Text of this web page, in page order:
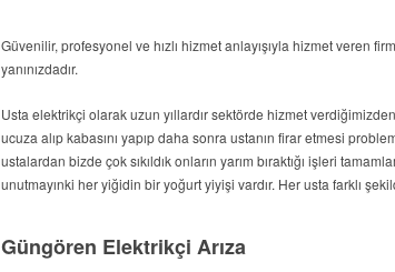
Güvenilir, profesyonel ve hızlı hizmet anlayışıyla hizmet veren
yanınızdadır.
Usta elektrikçi olarak uzun yıllardır sektörde hizmet
ucuza alıp kabasını yapıp daha sonra ustanın firar etmesi
ustalardan bizde çok sıkıldık onların yarım bıraktığı işleri
unutmayınki her yiğidin bir yoğurt yiyişi vardır. Her usta farklı
Güngören Elektrikçi Arıza